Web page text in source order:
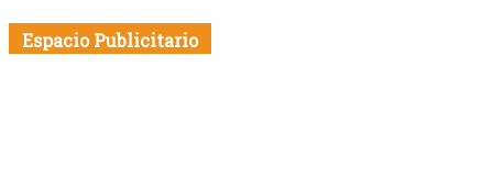
Espacio Publicitario